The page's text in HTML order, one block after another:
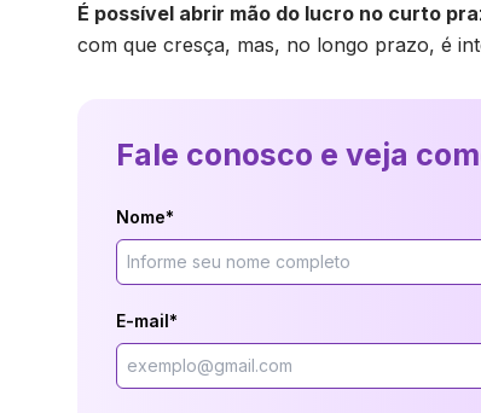
É possível abrir mão do lucro no curto
com que cresça, mas, no longo prazo, é
Fale conosco e veja
Nome*
E-mail*